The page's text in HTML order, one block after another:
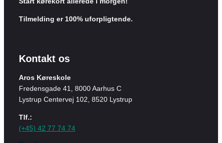
Tilmelding er 100% uforpligtende.
Kontakt os
Aros Køreskole
Fredensgade 41, 8000 Aarhus C
Lystrup Centervej 102, 8520 Lystrup
Tlf.:
(+45) 42 77 74 74